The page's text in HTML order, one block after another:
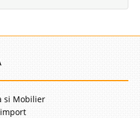
si Mobilier